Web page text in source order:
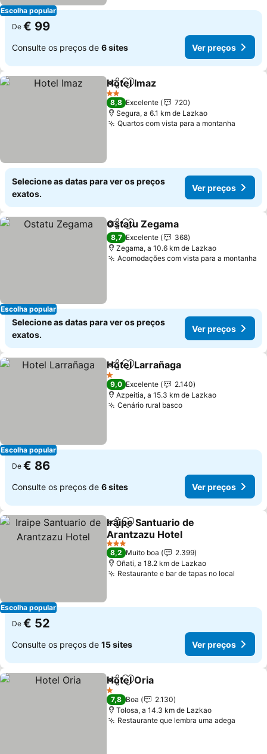
Escolha popular
De € 99
Consulte os preços de 6 sites Ver preços
PartilharAdicionar aos favoritos
Hotel Imaz
2 Estrelas
8,8 Excelente
720
Segura, a 6.1 km de Lazkao
Quartos com vista para a montanha
Selecione as datas para ver os preços
exatos.
Ver preços
Escolha popular
PartilharAdicionar aos favoritos
Ostatu Zegama
8,7 Excelente
368
Zegama, a 10.6 km de Lazkao
Acomodações com vista para a montanha
Selecione as datas para ver os preços
exatos.
Ver preços
Escolha popular
PartilharAdicionar aos favoritos
Hotel Larrañaga
1 Estrelas
9,0 Excelente
2.140
Azpeitia, a 15.3 km de Lazkao
Cenário rural basco
De € 86
Consulte os preços de 6 sites Ver preços
Escolha popular
PartilharAdicionar aos favoritos
Iraipe Santuario de
Arantzazu Hotel
3 Estrelas
8,2 Muito boa
2.399
Oñati, a 18.2 km de Lazkao
Restaurante e bar de tapas no local
De € 52
Consulte os preços de 15 sites Ver preços
PartilharAdicionar aos favoritos
Hotel Oria
1 Estrelas
7,8 Boa
2.130
Tolosa, a 14.3 km de Lazkao
Restaurante que lembra uma adega